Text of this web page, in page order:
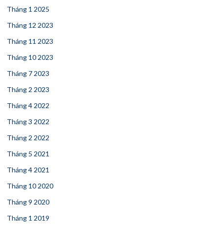
Tháng 1 2025
Tháng 12 2023
Tháng 11 2023
Tháng 10 2023
Tháng 7 2023
Tháng 2 2023
Tháng 4 2022
Tháng 3 2022
Tháng 2 2022
Tháng 5 2021
Tháng 4 2021
Tháng 10 2020
Tháng 9 2020
Tháng 1 2019